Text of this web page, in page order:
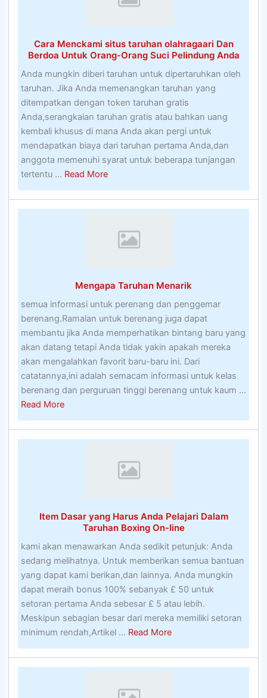
Cara Menckami situs taruhan olahragaari Dan
Berdoa Untuk Orang-Orang Suci Pelindung Anda
Anda mungkin diberi taruhan untuk dipertaruhkan oleh
taruhan. Jika Anda memenangkan taruhan yang
ditempatkan dengan token taruhan gratis
Anda,serangkaian taruhan gratis atau bahkan uang
kembali khusus di mana Anda akan pergi untuk
mendapatkan biaya dari taruhan pertama Anda,dan
anggota memenuhi syarat untuk beberapa tunjangan
tertentu ... Read Moreabout
Cara
Menckami
taruhan
olahragaari
Untuk
Orang-
Orang
Suci
Pelindung
Anda
Mengapa Taruhan Menarik
semua informasi untuk perenang dan penggemar
berenang.Ramalan untuk berenang juga dapat
membantu jika Anda memperhatikan bintang baru yang
akan datang tetapi Anda tidak yakin apakah mereka
akan mengalahkan favorit baru-baru ini. Dari
catatannya,ini adalah semacam informasi untuk kelas
berenang dan perguruan tinggi berenang untuk kaum ...
Read Moreabout
Mengapa
Taruhan
Item Dasar yang Harus Anda Pelajari Dalam
Taruhan Boxing On-line
kami akan menawarkan Anda sedikit petunjuk: Anda
sedang melihatnya. Untuk memberikan semua bantuan
yang dapat kami berikan,dan lainnya. Anda mungkin
dapat meraih bonus 100% sebanyak £ 50 untuk
setoran pertama Anda sebesar £ 5 atau lebih.
Meskipun sebagian besar dari mereka memiliki setoran
minimum rendah,Artikel ... Read Moreabout
Item
Dasar